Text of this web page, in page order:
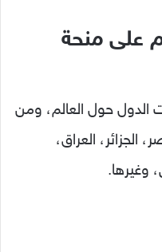
على منحة
الدول حول العالم، ومن
الجزائر، العراق،
وغيرها.